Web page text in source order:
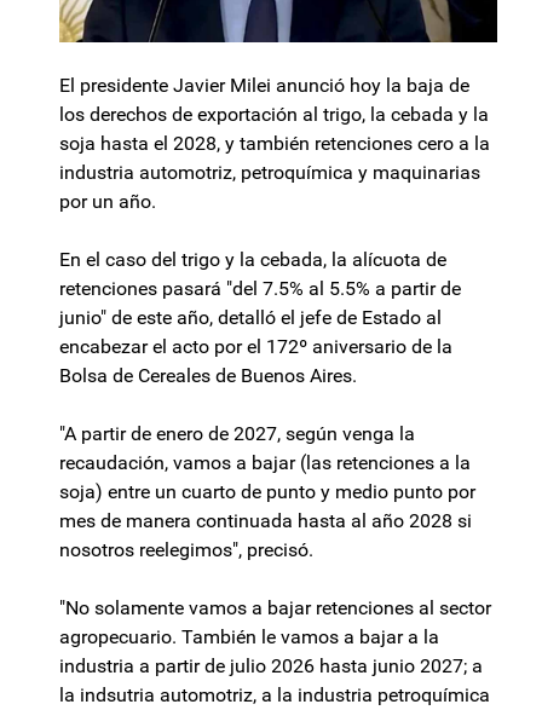
El presidente Javier Milei anunció hoy la baja de
los derechos de exportación al trigo, la cebada y la
soja hasta el 2028, y también retenciones cero a la
industria automotriz, petroquímica y maquinarias
por un año.
En el caso del trigo y la cebada, la alícuota de
retenciones pasará "del 7.5% al 5.5% a partir de
junio" de este año, detalló el jefe de Estado al
encabezar el acto por el 172º aniversario de la
Bolsa de Cereales de Buenos Aires.
"A partir de enero de 2027, según venga la
recaudación, vamos a bajar (las retenciones a la
soja) entre un cuarto de punto y medio punto por
mes de manera continuada hasta al año 2028 si
nosotros reelegimos", precisó.
"No solamente vamos a bajar retenciones al sector
agropecuario. También le vamos a bajar a la
industria a partir de julio 2026 hasta junio 2027; a
la indsutria automotriz, a la industria petroquímica